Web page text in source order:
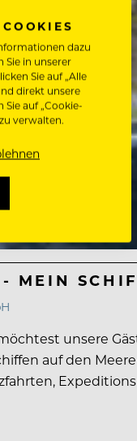
MEIN
unsere
auf den
dazu
Sie in unserer
Sie auf „Alle
direkt unsere
auf „Cookie-
verwalten.